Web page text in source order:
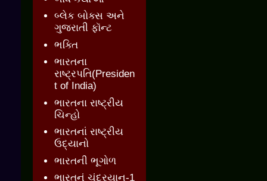
બ્લેક બોક્સ અને
ગુજરાતી ફૉન્ટ
ભક્તિ
ભારતના
રાષ્ટ્રપતિ(Presiden
t of India)
ભારતના રાષ્ટ્રીય
ચિન્હો
ભારતનાં રાષ્ટ્રીય
ઉદ્યાનો
ભારતની ભૂગોળ
ભારતનું ચંદ્રયાન-1